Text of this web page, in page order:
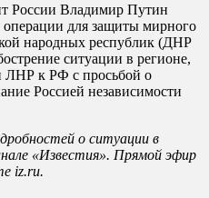
России Владимир Путин
операции для защиты мирного
народных республик (ДНР
ситуации в регионе,
ЛНР к РФ с просьбой о
Россией независимости
о ситуации в
«Известия». Прямой эфир
iz.ru.